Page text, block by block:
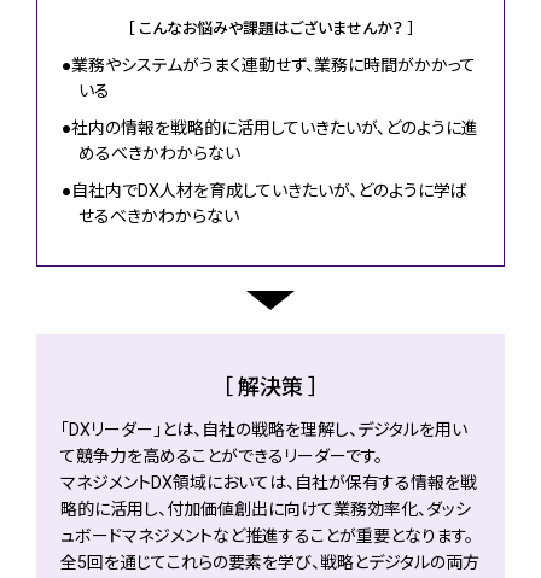
［ こんなお悩みや課題はございませんか？ ］
●業務やシステムがうまく連動せず、業務に時間がかかって
いる
●社内の情報を戦略的に活用していきたいが、どのように進
めるべきかわからない
●自社内でDX人材を育成していきたいが、どのように学ば
せるべきかわからない
［ 解決策 ］
「DXリーダー」とは、自社の戦略を理解し、デジタルを用い
て競争力を高めることができるリーダーです。
マネジメントDX領域においては、自社が保有する情報を戦
略的に活用し、付加価値創出に向けて業務効率化、ダッシ
ュボードマネジメントなど推進することが重要となります。
全5回を通じてこれらの要素を学び、戦略とデジタルの両方